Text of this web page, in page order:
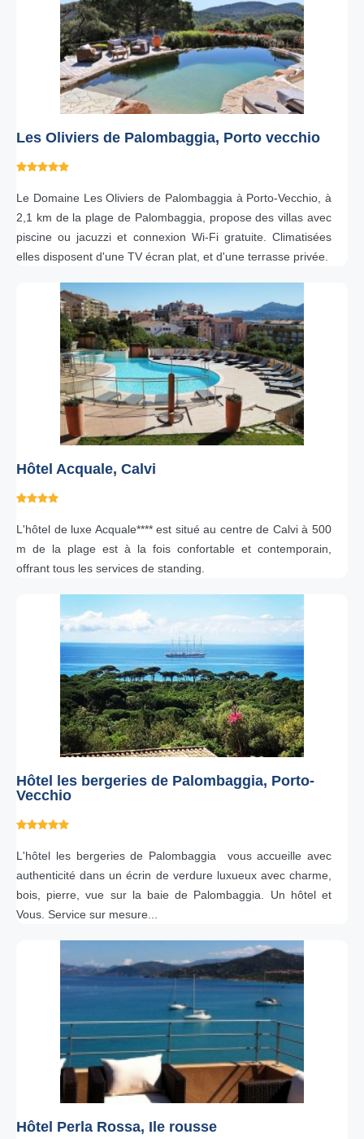
Les Oliviers de Palombaggia, Porto vecchio
Le Domaine Les Oliviers de Palombaggia à Porto-Vecchio, à
2,1 km de la plage de Palombaggia, propose des villas avec
piscine ou jacuzzi et connexion Wi-Fi gratuite. Climatisées
elles disposent d'une TV écran plat, et d'une terrasse privée.
Hôtel Acquale, Calvi
L'hôtel de luxe Acquale**** est situé au centre de Calvi à 500
m de la plage est à la fois confortable et contemporain,
offrant tous les services de standing.
Hôtel les bergeries de Palombaggia, Porto-
Vecchio
L'hôtel les bergeries de Palombaggia vous accueille avec
authenticité dans un écrin de verdure luxueux avec charme,
bois, pierre, vue sur la baie de Palombaggia. Un hôtel et
Vous. Service sur mesure...
Hôtel Perla Rossa, Ile rousse